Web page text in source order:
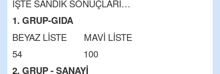
İŞTE SANDIK SONUÇLARI…
1. GRUP-GIDA
BEYAZ LİSTE MAVİ LİSTE
54 100
2. GRUP - SANAYİ